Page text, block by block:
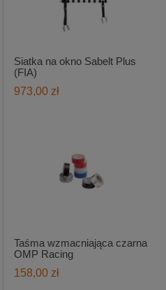
Siatka na okno Sabelt Plus
(FIA)
973,00 zł
Taśma wzmacniająca czarna
OMP Racing
158,00 zł